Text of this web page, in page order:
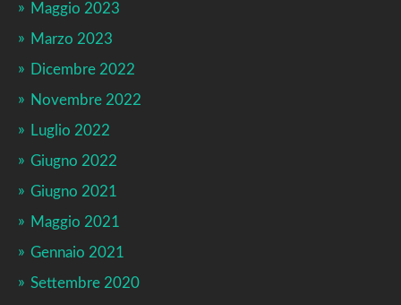
Maggio 2023
Marzo 2023
Dicembre 2022
Novembre 2022
Luglio 2022
Giugno 2022
Giugno 2021
Maggio 2021
Gennaio 2021
Settembre 2020